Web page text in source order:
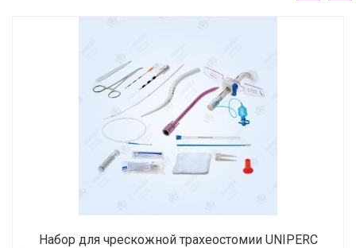
Набор для чрескожной трахеостомии UNIPERC